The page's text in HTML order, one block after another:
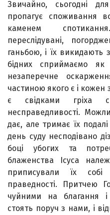
Звичайно, сьогодні
пропагує споживання
каменем
переслідувані,
ганьбою, і їх викидають
бідних сприймаємо
незаперечне
частиною якого є і кожен
є свідками гріха
несправедливості.
дає, але тримає їх
день суду несподівано
боці убогих та
блаженства Ісуса
приписували їх
праведності. Притчею
чуйними на благання і
стоять поруч з нами, і